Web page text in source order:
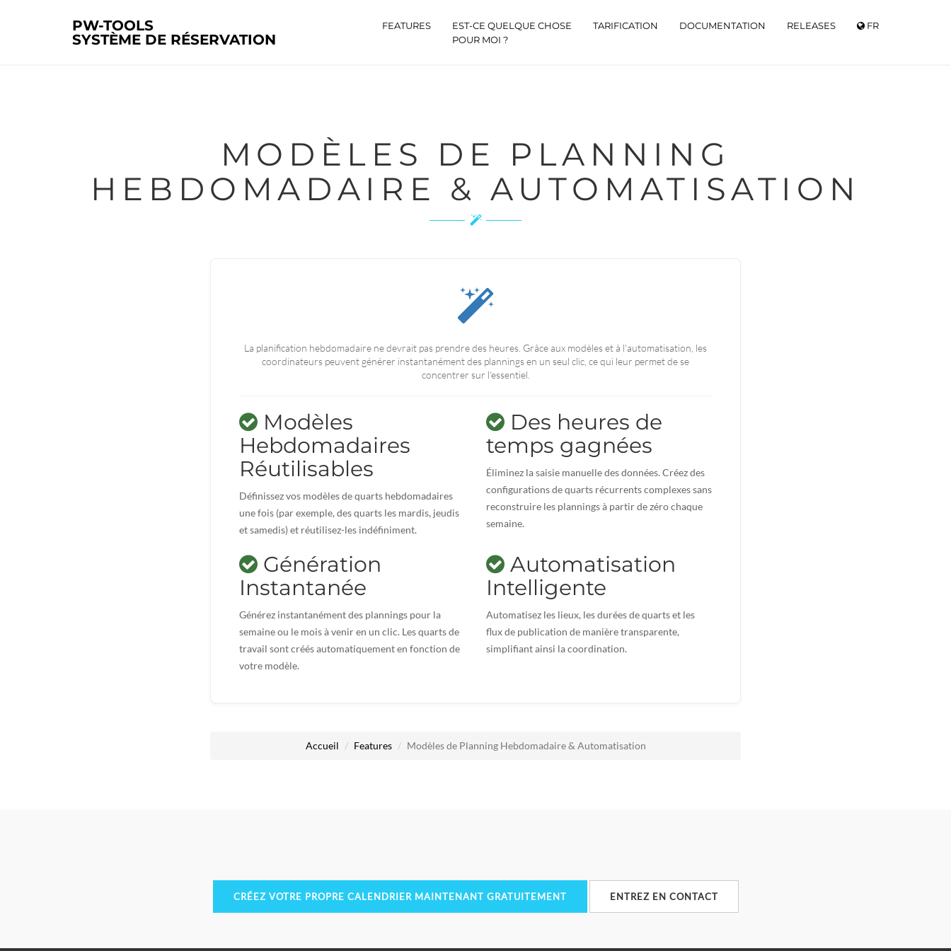
PW-TOOLS
SYSTÈME DE RÉSERVATION
FEATURES
EST-CE QUELQUE CHOSE
POUR MOI ?
TARIFICATION DOCUMENTATION RELEASES FR
MODÈLES DE PLANNING
HEBDOMADAIRE & AUTOMATISATION
La planification hebdomadaire ne devrait pas prendre des heures. Grâce aux modèles et à l'automatisation, les
coordinateurs peuvent générer instantanément des plannings en un seul clic, ce qui leur permet de se
concentrer sur l'essentiel.
Modèles
Hebdomadaires
Réutilisables
Définissez vos modèles de quarts hebdomadaires
une fois (par exemple, des quarts les mardis, jeudis
et samedis) et réutilisez-les indéfiniment.
Des heures de
temps gagnées
Éliminez la saisie manuelle des données. Créez des
configurations de quarts récurrents complexes sans
reconstruire les plannings à partir de zéro chaque
semaine.
Génération
Instantanée
Générez instantanément des plannings pour la
semaine ou le mois à venir en un clic. Les quarts de
travail sont créés automatiquement en fonction de
votre modèle.
Automatisation
Intelligente
Automatisez les lieux, les durées de quarts et les
flux de publication de manière transparente,
simplifiant ainsi la coordination.
Accueil Features Modèles de Planning Hebdomadaire & Automatisation
CRÉEZ VOTRE PROPRE CALENDRIER MAINTENANT GRATUITEMENT ENTREZ EN CONTACT